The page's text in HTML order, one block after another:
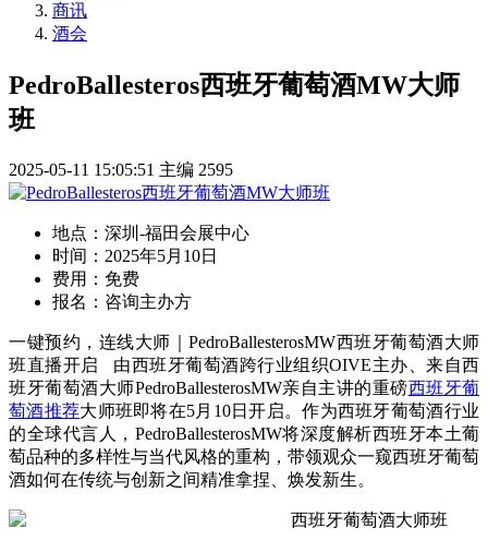
商讯
酒会
PedroBallesteros西班牙葡萄酒MW大师
班
2025-05-11 15:05:51 主编 2595
地点： 深圳-福田会展中心
时间： 2025年5月10日
费用： 免费
报名： 咨询主办方
一键预约，连线大师｜PedroBallesterosMW西班牙葡萄酒大师
班直播开启 由西班牙葡萄酒跨行业组织OIVE主办、来自西
班牙葡萄酒大师PedroBallesterosMW亲自主讲的重磅西班牙葡
萄酒推荐大师班即将在5月10日开启。作为西班牙葡萄酒行业
的全球代言人，PedroBallesterosMW将深度解析西班牙本土葡
萄品种的多样性与当代风格的重构，带领观众一窥西班牙葡萄
酒如何在传统与创新之间精准拿捏、焕发新生。